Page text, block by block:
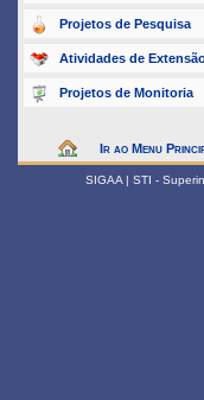
Projetos de Pesquisa
Atividades de
Projetos de Monitoria
Ir ao Menu
SIGAA | STI -